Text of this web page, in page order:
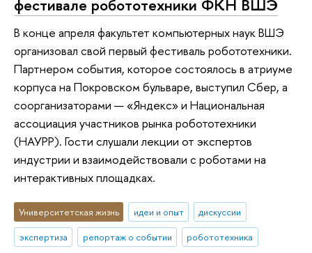
фестивале робототехники ФКН ВШЭ
В конце апреля факультет компьютерных наук ВШЭ
организовал свой первый фестиваль робототехники.
Партнером события, которое состоялось в атриуме
корпуса на Покровском бульваре, выступил Сбер, а
соорганизаторами — «Яндекс» и Национальная
ассоциация участников рынка робототехники
(НАУРР). Гости слушали лекции от экспертов
индустрии и взаимодействовали с роботами на
интерактивных площадках.
Университетская жизнь идеи и опыт
дискуссии
экспертиза
репортаж о событии робототехника